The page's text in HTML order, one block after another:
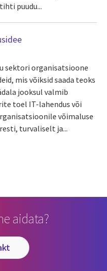
puudu...
sektori organisatsioone
mis võiksid saada teoks
jooksul valmib
toel IT-lahendus või
võimaluse
turvaliselt ja...
aidata?